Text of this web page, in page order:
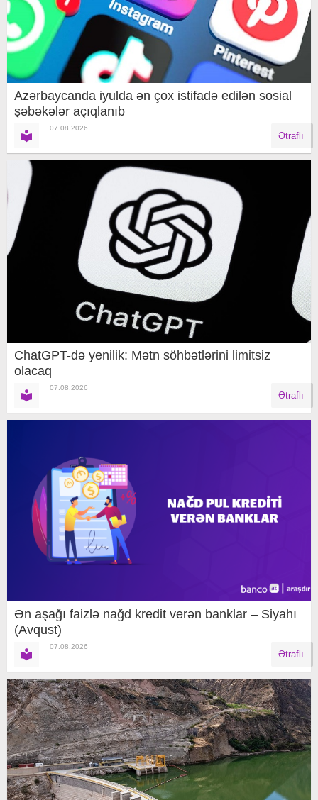
Azərbaycanda iyulda ən çox istifadə edilən sosial
şəbəkələr açıqlanıb
07.08.2026
Ətraflı
ChatGPT-də yenilik: Mətn söhbətlərini limitsiz
olacaq
07.08.2026
Ətraflı
Ən aşağı faizlə nağd kredit verən banklar – Siyahı
(Avqust)
07.08.2026
Ətraflı